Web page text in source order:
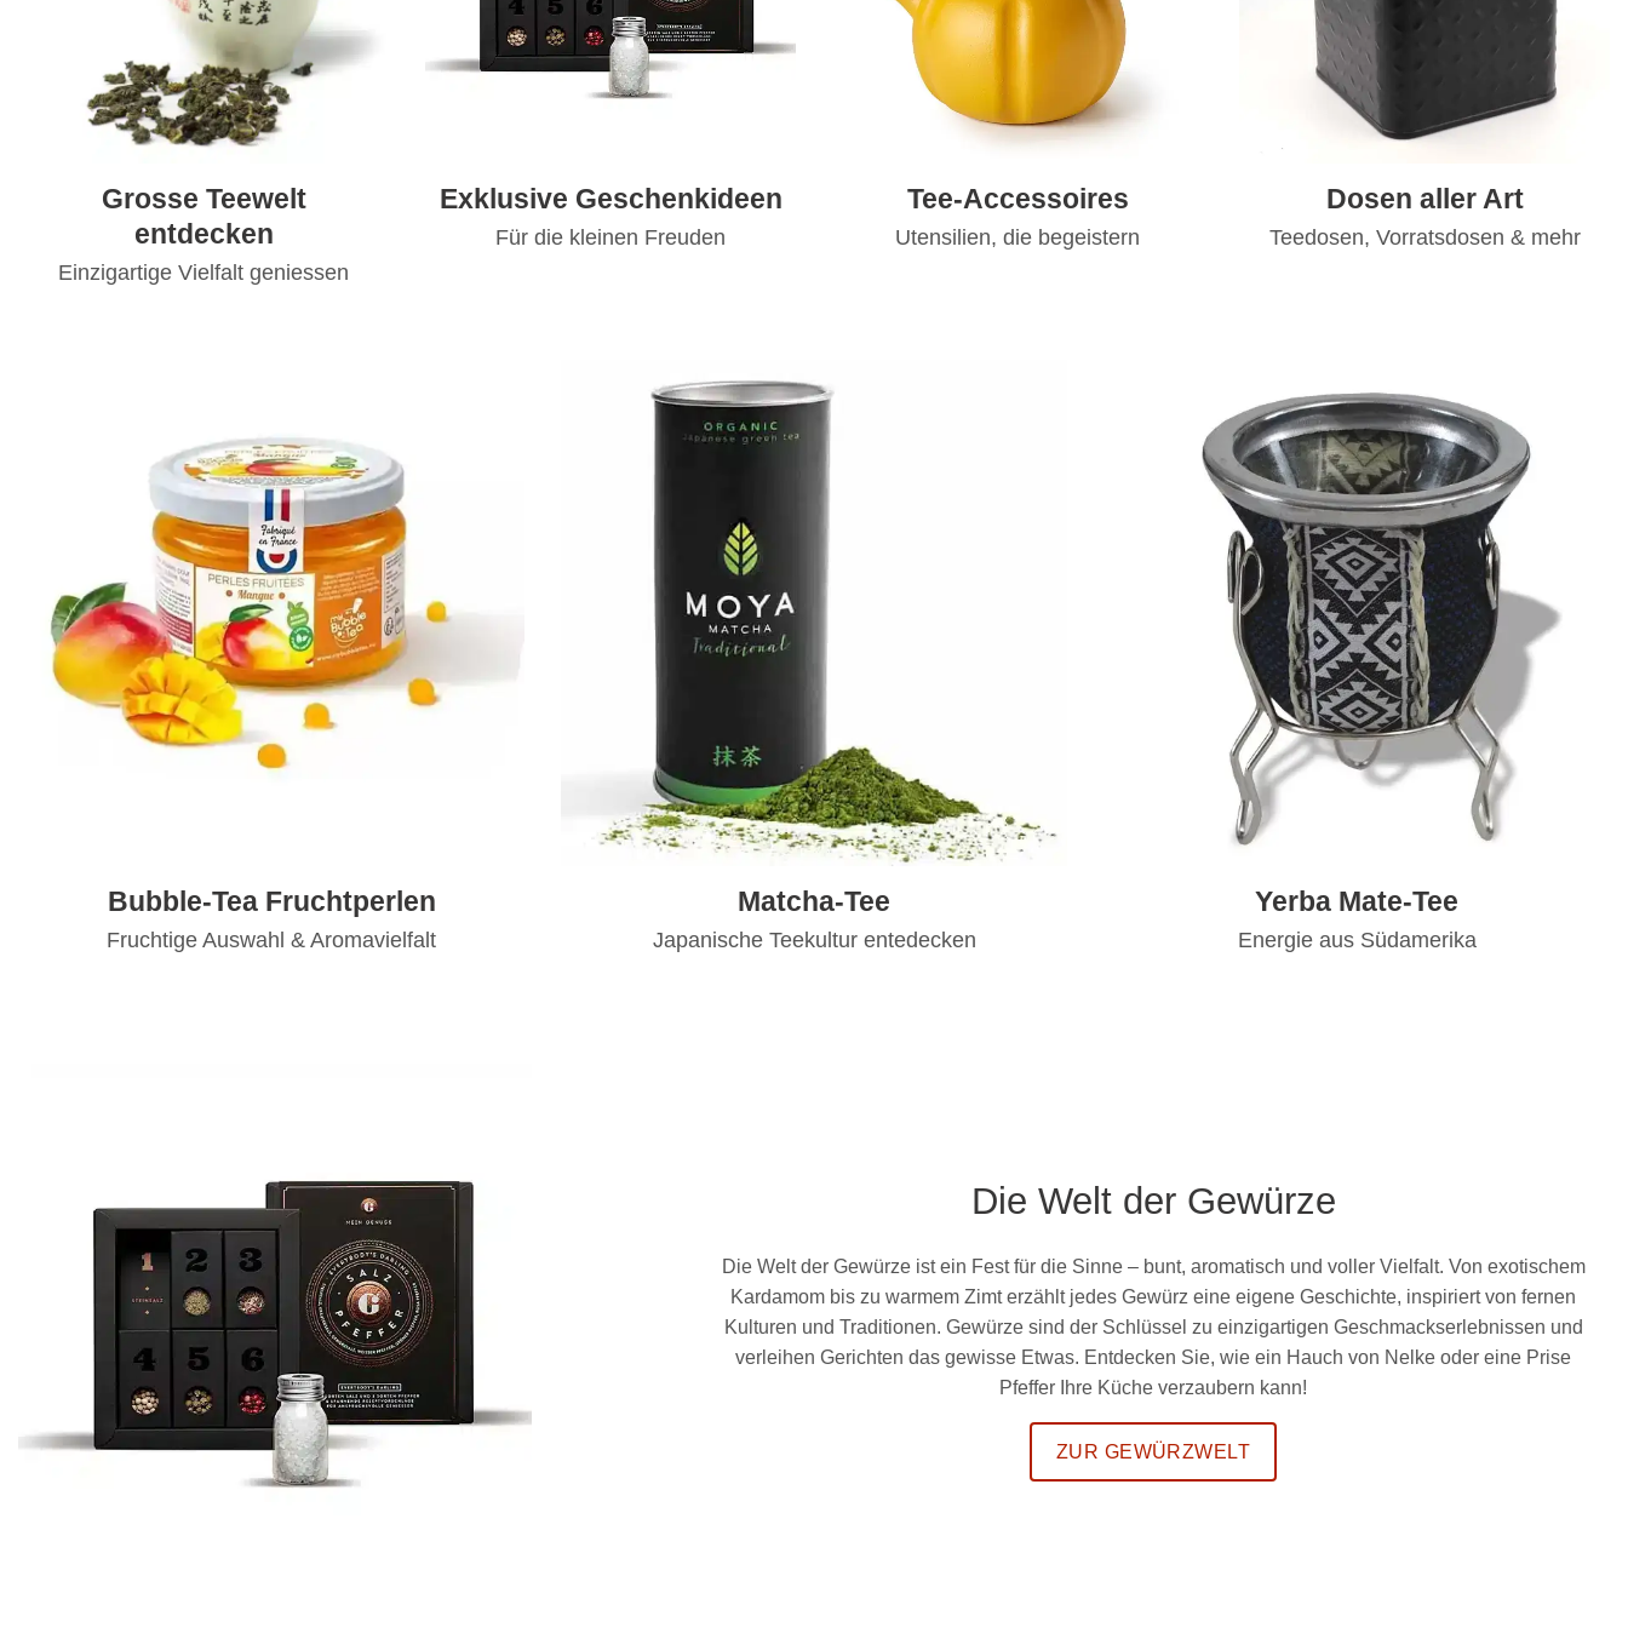
Grosse Teewelt
entdecken
Einzigartige Vielfalt geniessen
Exklusive Geschenkideen
Für die kleinen Freuden
Tee-Accessoires
Utensilien, die begeistern
Dosen aller Art
Teedosen, Vorratsdosen & mehr
Bubble-Tea Fruchtperlen
Fruchtige Auswahl & Aromavielfalt
Matcha-Tee
Japanische Teekultur entedecken
Yerba Mate-Tee
Energie aus Südamerika
Die Welt der Gewürze
Die Welt der Gewürze ist ein Fest für die Sinne – bunt, aromatisch und voller Vielfalt. Von exotischem
Kardamom bis zu warmem Zimt erzählt jedes Gewürz eine eigene Geschichte, inspiriert von fernen
Kulturen und Traditionen. Gewürze sind der Schlüssel zu einzigartigen Geschmackserlebnissen und
verleihen Gerichten das gewisse Etwas. Entdecken Sie, wie ein Hauch von Nelke oder eine Prise
Pfeffer Ihre Küche verzaubern kann!
ZUR GEWÜRZWELT